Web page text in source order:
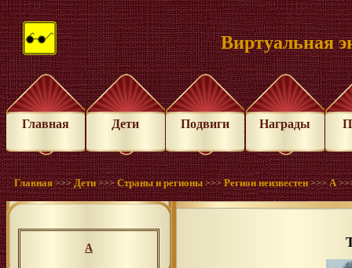
Виртуальная
Главная Дети Подвиги Награды
Главная >>>Дети >>>Страны и регионы >>>Регион неизвестен >>>А
А